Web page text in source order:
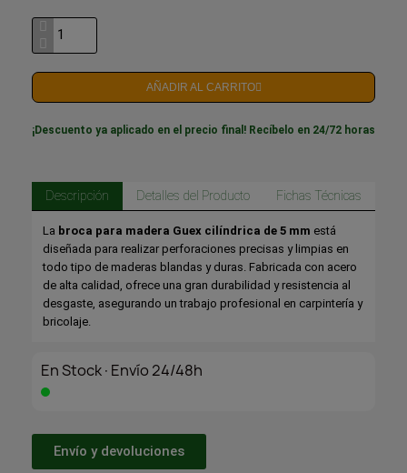
AÑADIR AL CARRITO
¡Descuento ya aplicado en el precio final! Recíbelo en 24/72 horas
Descripción Detalles del Producto Fichas Técnicas
La broca para madera Guex cilíndrica de 5 mm está
diseñada para realizar perforaciones precisas y limpias en
todo tipo de maderas blandas y duras. Fabricada con acero
de alta calidad, ofrece una gran durabilidad y resistencia al
desgaste, asegurando un trabajo profesional en carpintería y
bricolaje.
En Stock·Envío 24/48h
Envío y devoluciones